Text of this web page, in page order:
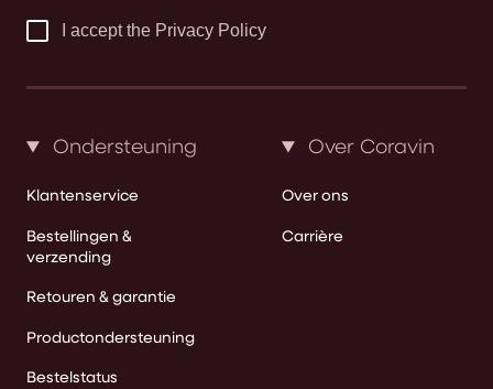
I accept the Privacy Policy
Ondersteuning
Klantenservice
Bestellingen &
verzending
Retouren & garantie
Productondersteuning
Bestelstatus
Over Coravin
Over ons
Carrière